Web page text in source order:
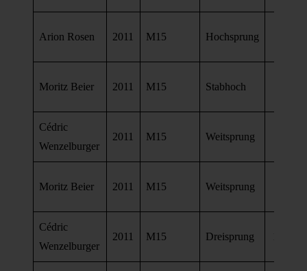
Arion Rosen 2011 M15 Hochsprung
Moritz Beier 2011 M15 Stabhoch
Cédric
Wenzelburger
2011 M15 Weitsprung
Moritz Beier 2011 M15 Weitsprung
Cédric
Wenzelburger
2011 M15 Dreisprung